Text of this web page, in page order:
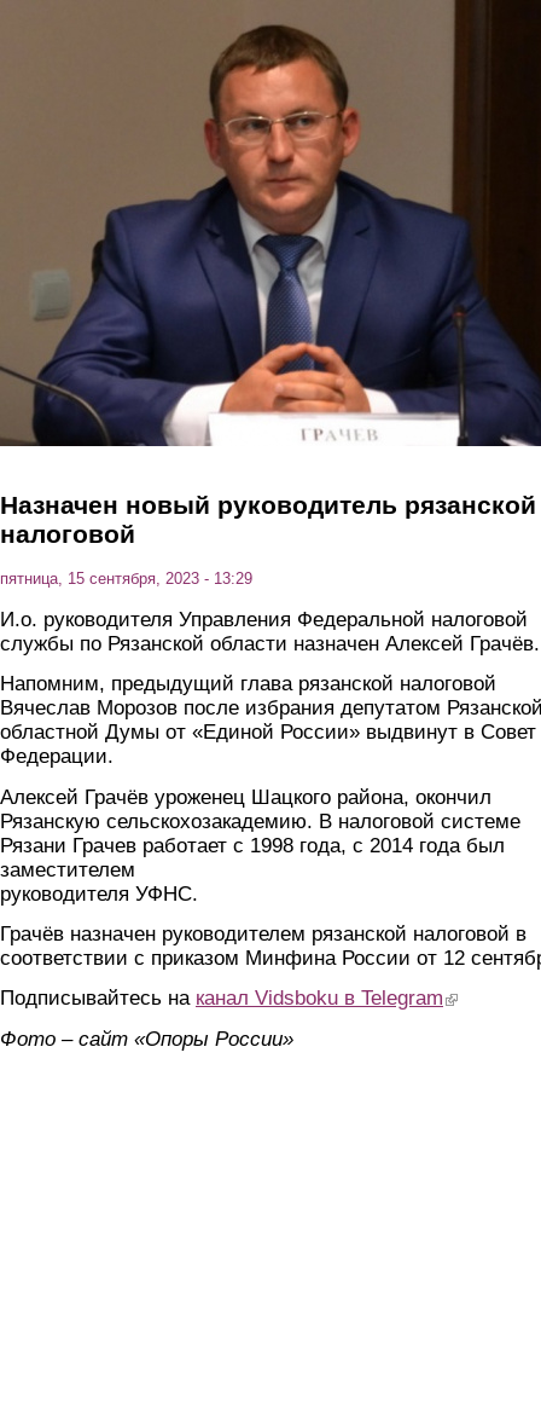
Назначен новый руководитель рязанской
налоговой
пятница, 15 сентября, 2023 - 13:29
И.о. руководителя Управления Федеральной налоговой
службы по Рязанской области назначен Алексей Грачёв.
Напомним, предыдущий глава рязанской налоговой
Вячеслав Морозов после избрания депутатом
областной Думы от «Единой России» выдвинут в Совет
Федерации.
Алексей Грачёв уроженец Шацкого района, окончил
Рязанскую сельскохозакадемию. В налоговой системе
Рязани Грачев работает с 1998 года, с 2014 года был
заместителем
руководителя УФНС.
Грачёв назначен руководителем рязанской налоговой в
соответствии с приказом Минфина России от 12
Подписывайтесь на канал Vidsboku в Telegram (link is
Фото – сайт «Опоры России»